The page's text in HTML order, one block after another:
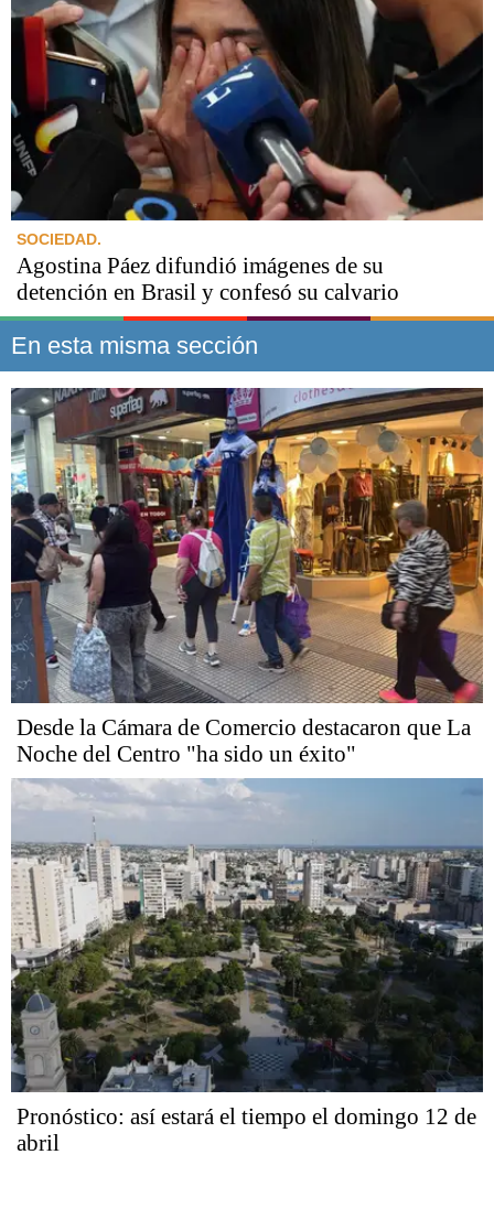
SOCIEDAD.
Agostina Páez difundió imágenes de su
detención en Brasil y confesó su calvario
En esta misma sección
Desde la Cámara de Comercio destacaron que La
Noche del Centro "ha sido un éxito"
Pronóstico: así estará el tiempo el domingo 12 de
abril